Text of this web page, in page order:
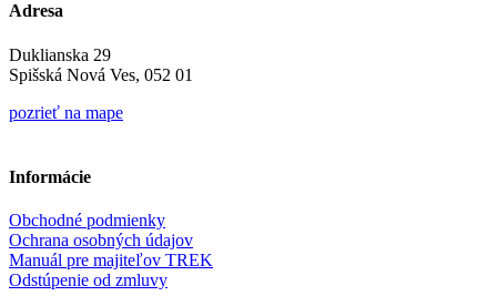
Adresa
Duklianska 29
Spišská Nová Ves, 052 01
pozrieť na mape
Informácie
Obchodné podmienky
Ochrana osobných údajov
Manuál pre majiteľov TREK
Odstúpenie od zmluvy